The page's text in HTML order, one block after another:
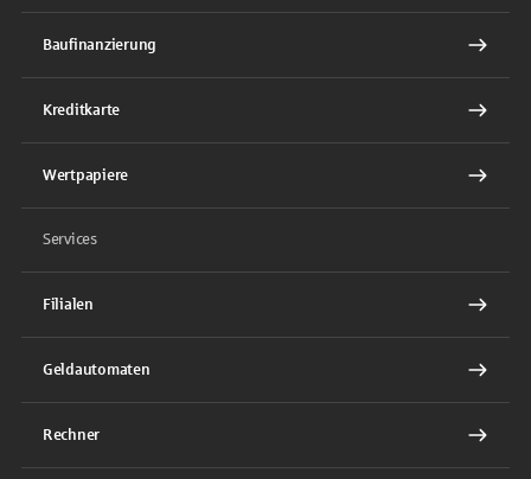
Baufinanzierung
Kreditkarte
Wertpapiere
Services
Filialen
Geldautomaten
Rechner